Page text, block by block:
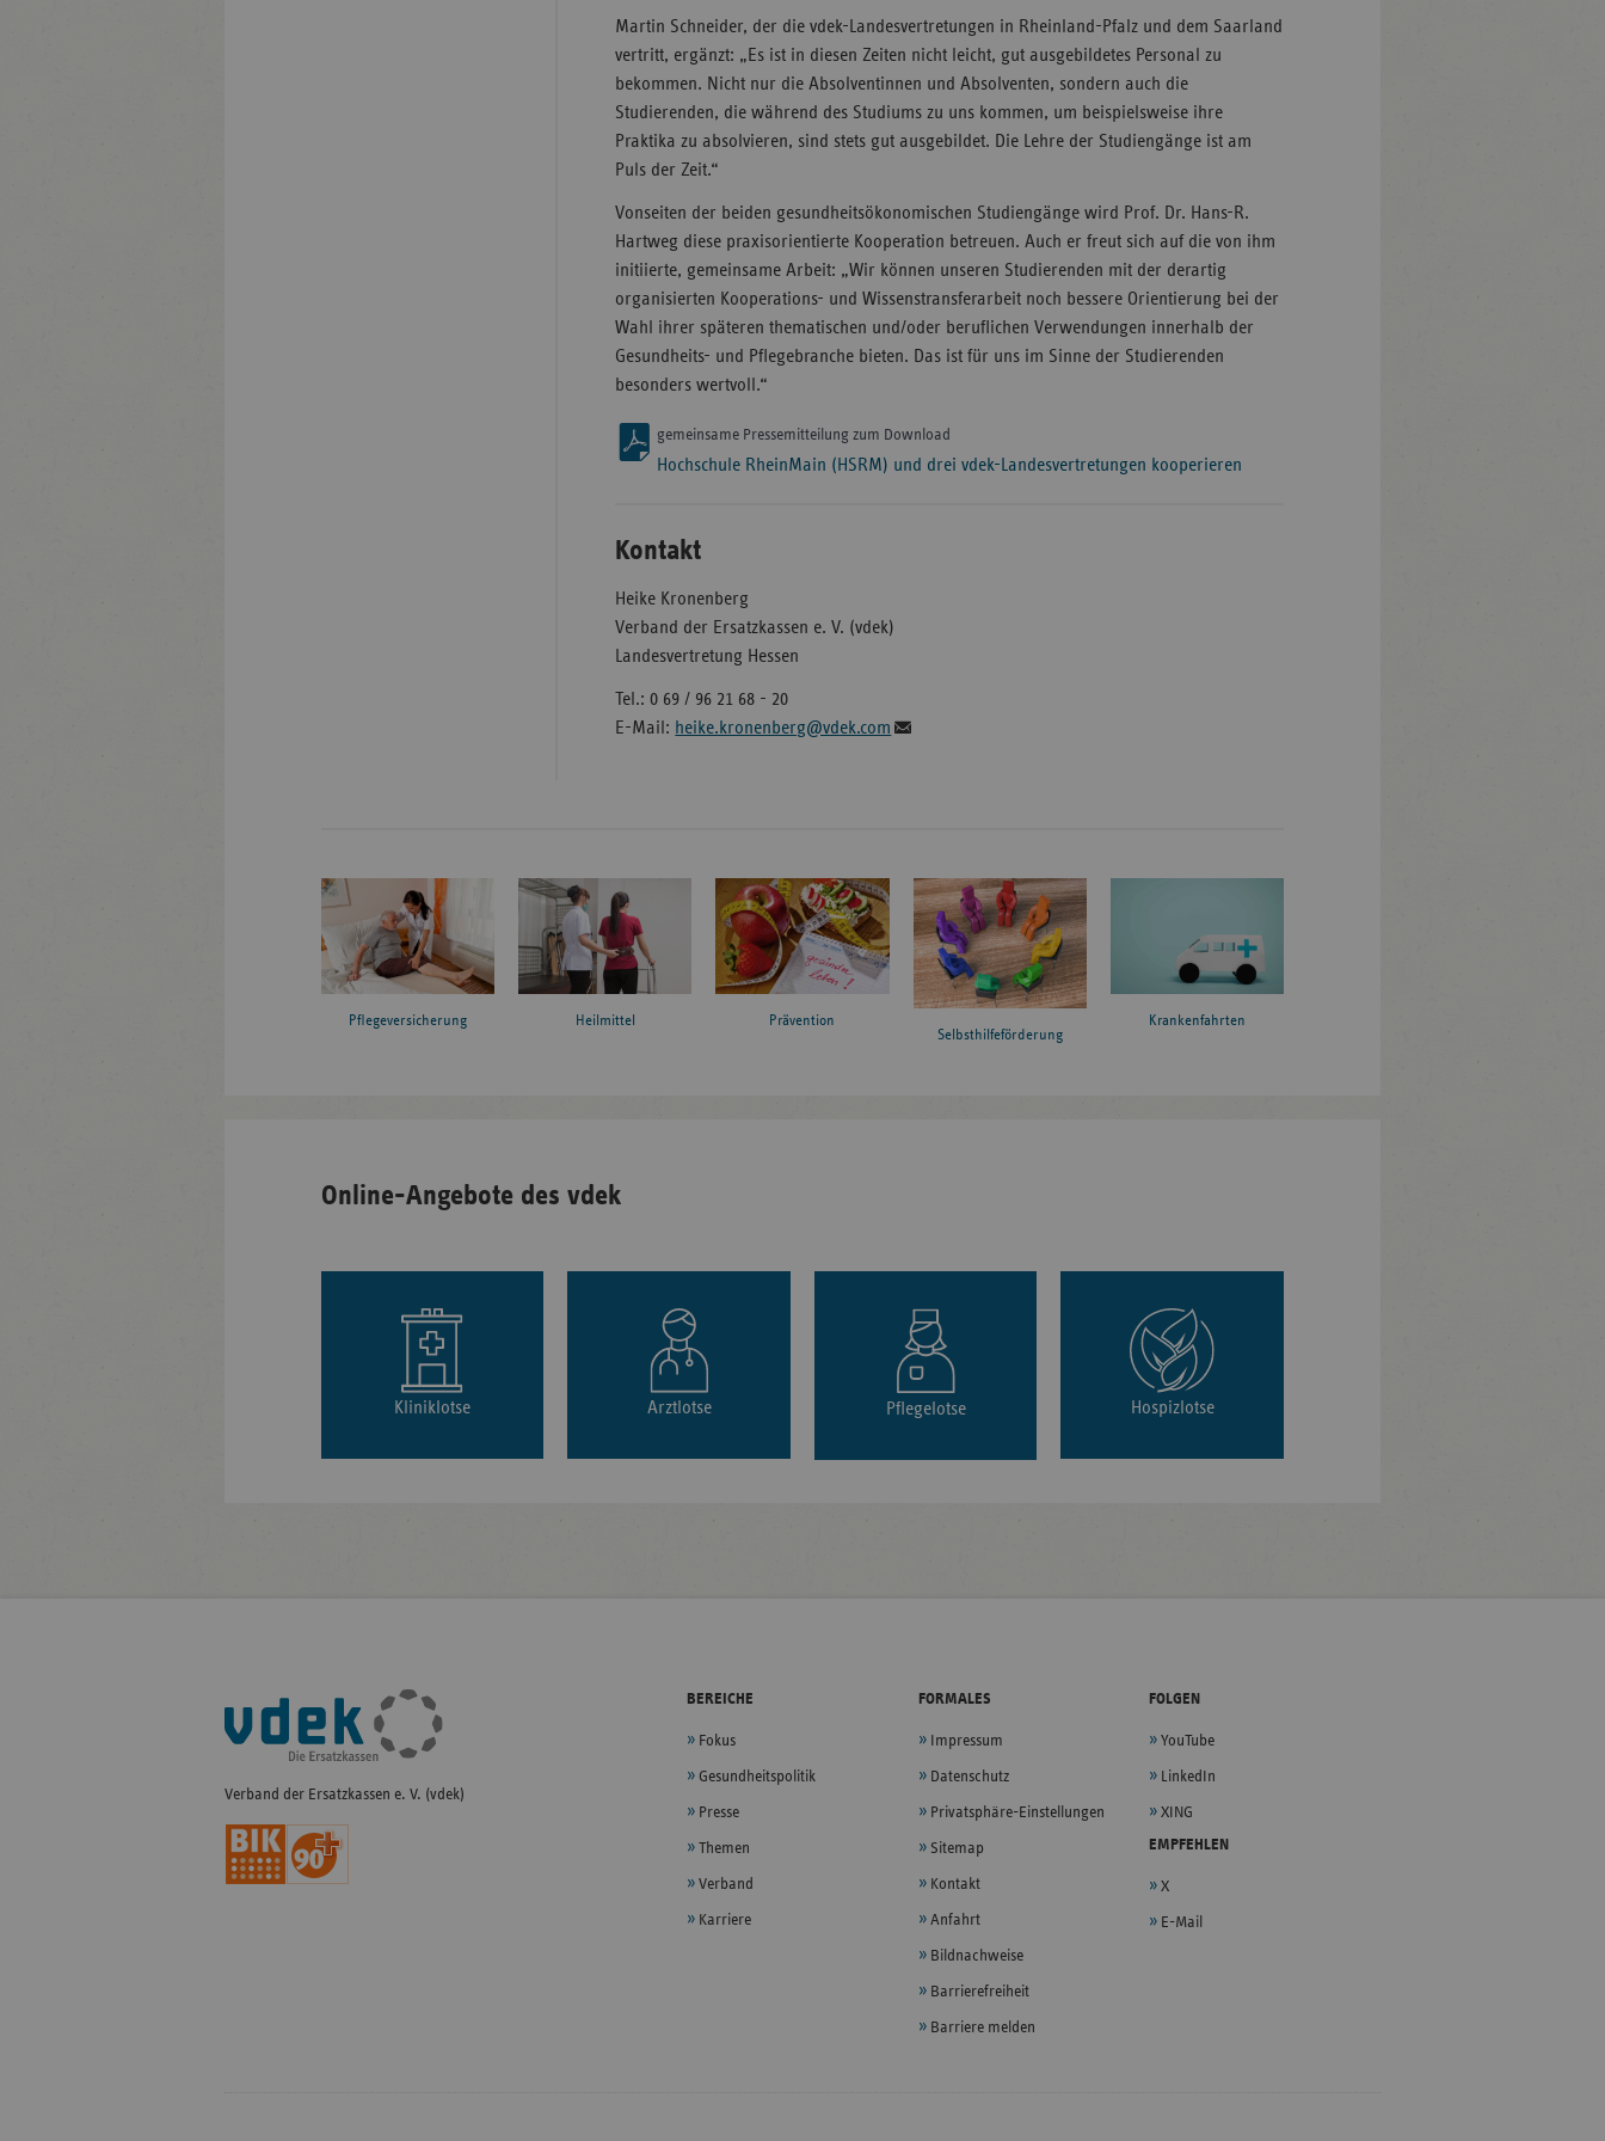
Martin Schneider, der die vdek-Landesvertretungen in Rheinland-Pfalz und dem Saarland
vertritt, ergänzt: „Es ist in diesen Zeiten nicht leicht, gut ausgebildetes Personal zu
bekommen. Nicht nur die Absolventinnen und Absolventen, sondern auch die
Studierenden, die während des Studiums zu uns kommen, um beispielsweise ihre
Praktika zu absolvieren, sind stets gut ausgebildet. Die Lehre der Studiengänge ist am
Puls der Zeit.“
Vonseiten der beiden gesundheitsökonomischen Studiengänge wird Prof. Dr. Hans-R.
Hartweg diese praxisorientierte Kooperation betreuen. Auch er freut sich auf die von ihm
initiierte, gemeinsame Arbeit: „Wir können unseren Studierenden mit der derartig
organisierten Kooperations- und Wissenstransferarbeit noch bessere Orientierung bei der
Wahl ihrer späteren thematischen und/oder beruflichen Verwendungen innerhalb der
Gesundheits- und Pflegebranche bieten. Das ist für uns im Sinne der Studierenden
besonders wertvoll.“
gemeinsame Pressemitteilung zum Download
Hochschule RheinMain (HSRM) und drei vdek-Landesvertretungen kooperieren
Kontakt
Heike Kronenberg
Verband der Ersatzkassen e. V. (vdek)
Landesvertretung Hessen
Tel.: 0 69 / 96 21 68 - 20
E-Mail: heike.kronenberg@vdek.com
Pflegeversicherung Heilmittel
Prävention
Selbsthilfeförderung
Krankenfahrten
Online-Angebote des vdek
Kliniklotse Arztlotse Pflegelotse Hospizlotse
Fußleisten-
Navigation
Verband der Ersatzkassen e. V. (vdek)
BEREICHE
Fokus
Gesundheitspolitik
Presse
Themen
Verband
Karriere
FORMALES
Impressum
Datenschutz
Privatsphäre-Einstellungen
Sitemap
Kontakt
Anfahrt
Bildnachweise
Barrierefreiheit
Barriere melden
FOLGEN
YouTube
LinkedIn
XING
EMPFEHLEN
X
E-Mail